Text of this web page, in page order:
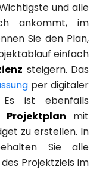
und alle
ankommt, im
Sie den Plan,
einfach
steigern. Das
per digitaler
Es ist ebenfalls
Projektplan mit
zu erstellen. In
Sie alle
Projektziels im